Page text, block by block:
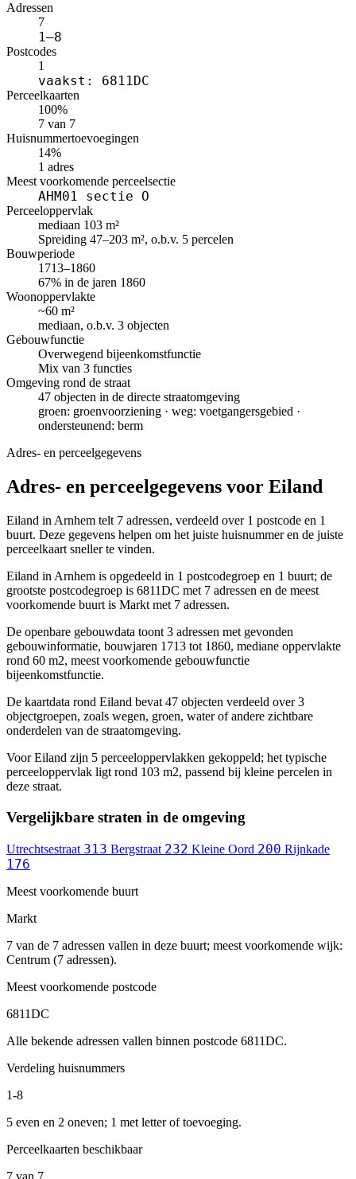
Adressen
7
1–8
Postcodes
1
vaakst: 6811DC
Perceelkaarten
100%
7 van 7
Huisnummertoevoegingen
14%
1 adres
Meest voorkomende perceelsectie
AHM01 sectie O
Perceeloppervlak
mediaan 103 m²
Spreiding 47–203 m², o.b.v. 5 percelen
Bouwperiode
1713–1860
67% in de jaren 1860
Woonoppervlakte
~60 m²
mediaan, o.b.v. 3 objecten
Gebouwfunctie
Overwegend bijeenkomstfunctie
Mix van 3 functies
Omgeving rond de straat
47 objecten in de directe straatomgeving
groen: groenvoorziening · weg: voetgangersgebied ·
ondersteunend: berm
Adres- en perceelgegevens
Adres- en perceelgegevens voor Eiland
Eiland in Arnhem telt 7 adressen, verdeeld over 1 postcode en 1
buurt. Deze gegevens helpen om het juiste huisnummer en de juiste
perceelkaart sneller te vinden.
Eiland in Arnhem is opgedeeld in 1 postcodegroep en 1 buurt; de
grootste postcodegroep is 6811DC met 7 adressen en de meest
voorkomende buurt is Markt met 7 adressen.
De openbare gebouwdata toont 3 adressen met gevonden
gebouwinformatie, bouwjaren 1713 tot 1860, mediane oppervlakte
rond 60 m2, meest voorkomende gebouwfunctie
bijeenkomstfunctie.
De kaartdata rond Eiland bevat 47 objecten verdeeld over 3
objectgroepen, zoals wegen, groen, water of andere zichtbare
onderdelen van de straatomgeving.
Voor Eiland zijn 5 perceeloppervlakken gekoppeld; het typische
perceeloppervlak ligt rond 103 m2, passend bij kleine percelen in
deze straat.
Vergelijkbare straten in de omgeving
Utrechtsestraat 313 Bergstraat 232 Kleine Oord 200 Rijnkade
176
Meest voorkomende buurt
Markt
7 van de 7 adressen vallen in deze buurt; meest voorkomende wijk:
Centrum (7 adressen).
Meest voorkomende postcode
6811DC
Alle bekende adressen vallen binnen postcode 6811DC.
Verdeling huisnummers
1-8
5 even en 2 oneven; 1 met letter of toevoeging.
Perceelkaarten beschikbaar
7 van 7